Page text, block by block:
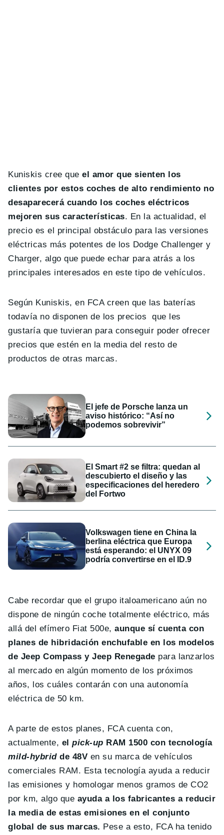
Kuniskis cree queel amor que sienten los
clientes por estos coches de alto rendimiento no
desaparecerá cuando los coches eléctricos
mejoren sus características. En la actualidad, el
precio es el principal obstáculo para las versiones
eléctricas más potentes de los Dodge Challenger y
Charger, algo que puede echar para atrás a los
principales interesados en este tipo de vehículos.
Según Kuniskis, en FCA creen que las baterías
todavía no disponen de los precios que les
gustaría que tuvieran para conseguir poder ofrecer
precios que estén en la media del resto de
productos de otras marcas.
El jefe de Porsche lanza un
aviso histórico: “Así no
podemos sobrevivir”
El Smart #2 se filtra: quedan al
descubierto el diseño y las
especificaciones del heredero
del Fortwo
Volkswagen tiene en China la
berlina eléctrica que Europa
está esperando: el UNYX 09
podría convertirse en el ID.9
Cabe recordar que el grupo italoamericano aún no
dispone de ningún coche totalmente eléctrico, más
allá del efímero Fiat 500e,aunque sí cuenta con
planes de hibridación enchufable en los modelos
de Jeep Compass y Jeep Renegade para lanzarlos
al mercado en algún momento de los próximos
años, los cuáles contarán con una autonomía
eléctrica de 50 km.
A parte de estos planes, FCA cuenta con,
actualmente, elpick-up RAM 1500 con tecnología
mild-hybridde 48V en su marca de vehículos
comerciales RAM. Esta tecnología ayuda a reducir
las emisiones y homologar menos gramos de CO2
por km, algo que ayuda a los fabricantes a reducir
la media de estas emisiones en el conjunto
global de sus marcas. Pese a esto, FCA ha tenido